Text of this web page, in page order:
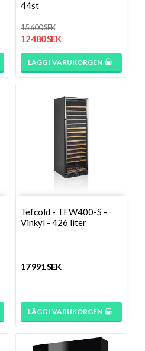
44st
15 600 SEK
12 480 SEK
LÄGG I VARUKORGEN
Tefcold - TFW400-S -
Vinkyl - 426 liter
17 991 SEK
LÄGG I VARUKORGEN